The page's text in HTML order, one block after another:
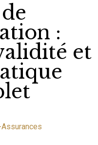
:
et
Assurances